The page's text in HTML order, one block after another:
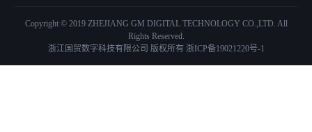
Copyright © 2019 ZHEJIANG GM DIGITAL TECHNOLOGY CO.,LTD. All
Rights Reserved.
浙江国贸数字科技有限公司 版权所有 浙ICP备19021220号-1